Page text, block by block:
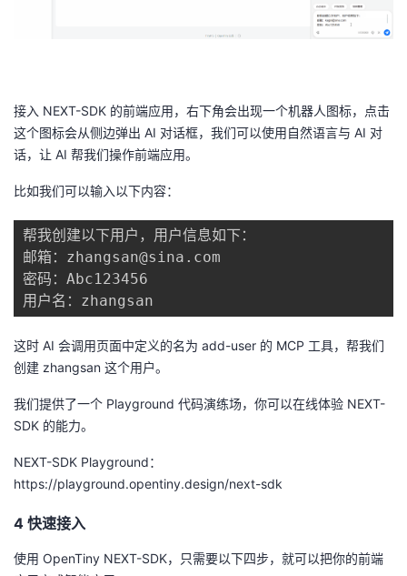
接入 NEXT-SDK 的前端应用，右下角会出现一个机器人图标，点击
这个图标会从侧边弹出 AI 对话框，我们可以使用自然语言与 AI 对
话，让 AI 帮我们操作前端应用。
比如我们可以输入以下内容：
帮我创建以下用户，用户信息如下：
邮箱：zhangsan@sina.com
密码：Abc123456
这时 AI 会调用页面中定义的名为 add-user 的 MCP 工具，帮我们
创建 zhangsan 这个用户。
我们提供了一个 Playground 代码演练场，你可以在线体验 NEXT-
SDK 的能力。
NEXT-SDK Playground：
https://playground.opentiny.design/next-sdk
4 快速接入
使用 OpenTiny NEXT-SDK，只需要以下四步，就可以把你的前端